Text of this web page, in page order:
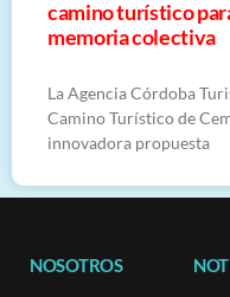
camino turístico
memoria colectiva
La Agencia Córdoba
Camino Turístico de
innovadora propuesta
NOSOTROS